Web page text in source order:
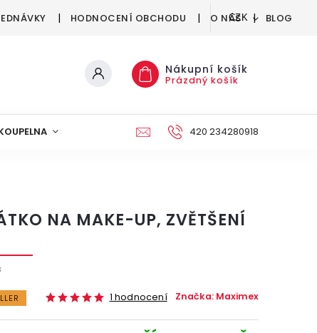
HODNOCENÍ OBCHODU O NÁS BLOG
CZK
Nákupní košík
Prázdný košík
DEKORACE
420 234280918
NA MAKE-UP, ZVĚTŠENÍ
1 hodnocení Značka: Maximex